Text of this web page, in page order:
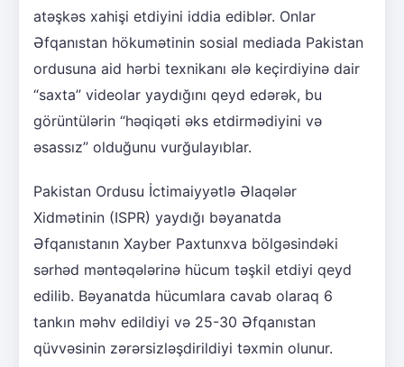
atəşkəs xahişi etdiyini iddia ediblər. Onlar
Əfqanıstan hökumətinin sosial mediada Pakistan
ordusuna aid hərbi texnikanı ələ keçirdiyinə dair
“saxta” videolar yaydığını qeyd edərək, bu
görüntülərin “həqiqəti əks etdirmədiyini və
əsassız” olduğunu vurğulayıblar.
Pakistan Ordusu İctimaiyyətlə Əlaqələr
Xidmətinin (ISPR) yaydığı bəyanatda
Əfqanıstanın Xayber Paxtunxva bölgəsindəki
sərhəd məntəqələrinə hücum təşkil etdiyi qeyd
edilib. Bəyanatda hücumlara cavab olaraq 6
tankın məhv edildiyi və 25-30 Əfqanıstan
qüvvəsinin zərərsizləşdirildiyi təxmin olunur.